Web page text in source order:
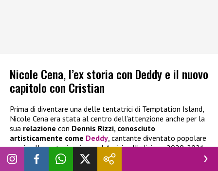
Nicole Cena, l’ex storia con Deddy e il nuovo
capitolo con Cristian
Prima di diventare una delle tentatrici di Temptation Island,
Nicole Cena era stata al centro dell’attenzione anche per la
sua relazione con Dennis Rizzi, conosciuto
artisticamente come Deddy , cantante diventato popolare
grazie alla partecipazione adAmicinell’edizione 2020-2021,
vinta da Giulia Stabile. La coppia aveva mostrato alcuni
momenti della propria relazione anche sui social, tra cui una